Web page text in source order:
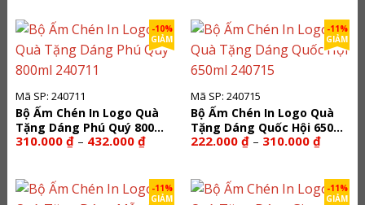
đến
418.000 ₫
đến
310.000
-10%
GIẢM
Mã SP: 240711
Bộ Ấm Chén In Logo Quà
Tặng Dáng Phú Quý 800ml
240711
310.000 ₫ – 432.000 ₫Khoảng
giá:
đến
432.000 ₫
-11%
GIẢM
Mã SP: 240715
Bộ Ấm Chén In Logo Quà
Tặng Dáng Quốc Hội 650ml
240715
222.000 ₫ – 310.000 ₫Khoảng
giá:
đến
310.000
-11%
GIẢM
-11%
GIẢM